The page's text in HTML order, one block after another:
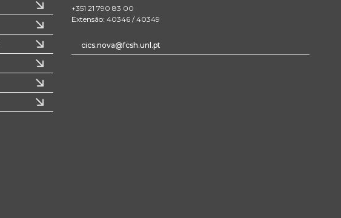
+351 21 790 83 00
Extensão: 40346 / 40349
cics.nova@fcsh.unl.pt